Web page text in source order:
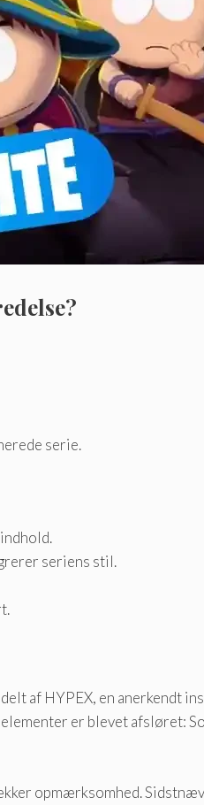
serie.
seriens stil.
af HYPEX, en anerkendt
er blevet afsløret:
opmærksomhed.